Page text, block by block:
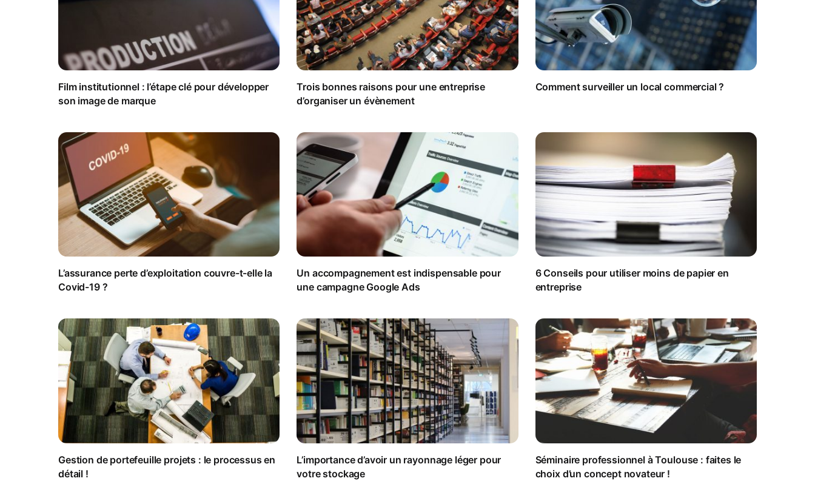
Film institutionnel : l’étape clé pour développer
son image de marque
Trois bonnes raisons pour une entreprise
d’organiser un évènement
Comment surveiller un local commercial ?
L’assurance perte d’exploitation couvre-t-elle la
Covid-19 ?
Un accompagnement est indispensable pour
une campagne Google Ads
6 Conseils pour utiliser moins de papier en
entreprise
Gestion de portefeuille projets : le processus en
détail !
L’importance d’avoir un rayonnage léger pour
votre stockage
Séminaire professionnel à Toulouse : faites le
choix d’un concept novateur !